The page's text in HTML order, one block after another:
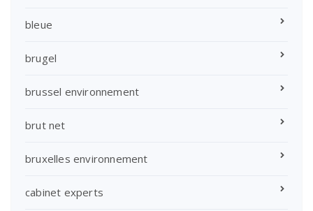
bleue
brugel
brussel environnement
brut net
bruxelles environnement
cabinet experts